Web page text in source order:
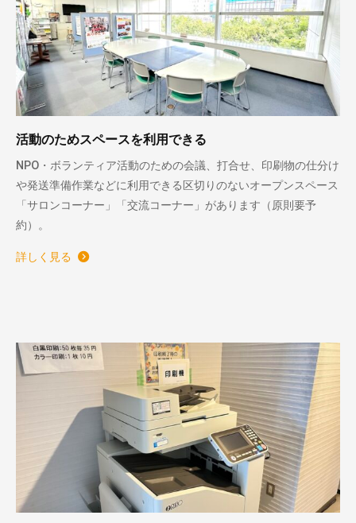
活動のためスペースを利用できる
NPO・ボランティア活動のための会議、打合せ、印刷物の仕分け
や発送準備作業などに利用できる区切りのないオープンスペース
「サロンコーナー」「交流コーナー」があります（原則要予
約）。
詳しく見る